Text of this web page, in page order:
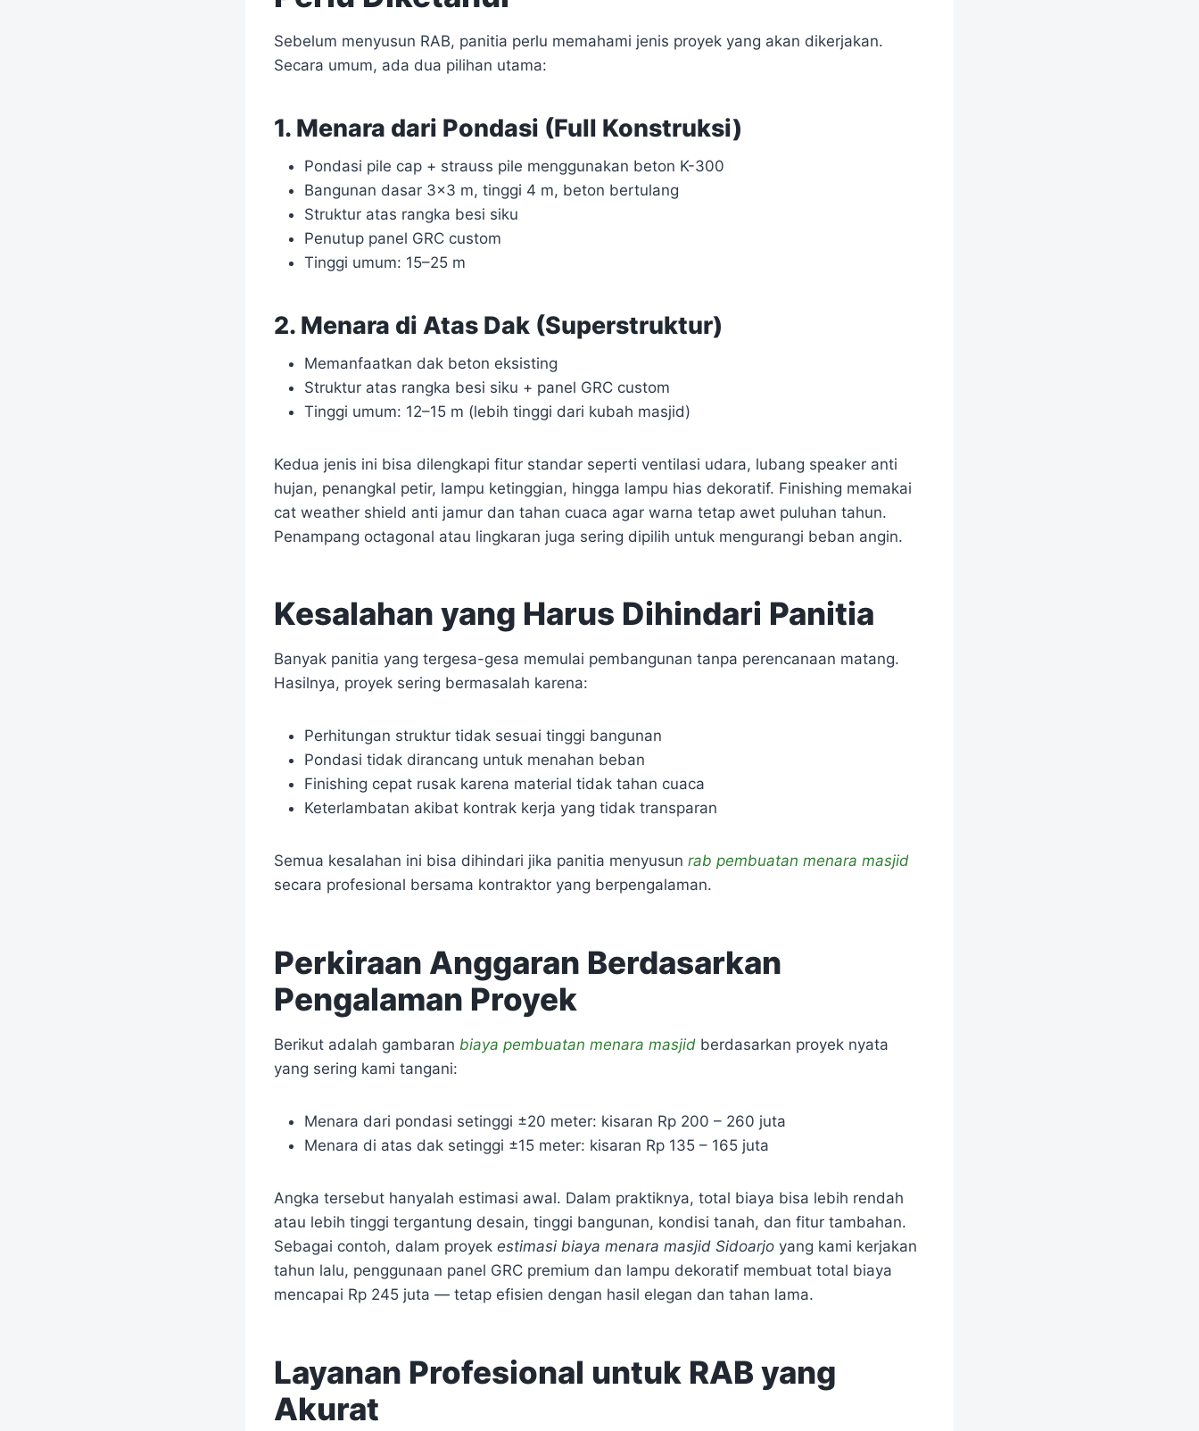
Sebelum menyusun RAB, panitia perlu memahami jenis proyek yang akan dikerjakan.
Secara umum, ada dua pilihan utama:
1. Menara dari Pondasi (Full Konstruksi)
Pondasi pile cap + strauss pile menggunakan beton K-300
Bangunan dasar 3×3 m, tinggi 4 m, beton bertulang
Struktur atas rangka besi siku
Penutup panel GRC custom
Tinggi umum: 15–25 m
2. Menara di Atas Dak (Superstruktur)
Memanfaatkan dak beton eksisting
Struktur atas rangka besi siku + panel GRC custom
Tinggi umum: 12–15 m (lebih tinggi dari kubah masjid)
Kedua jenis ini bisa dilengkapi fitur standar seperti ventilasi udara, lubang speaker anti
hujan, penangkal petir, lampu ketinggian, hingga lampu hias dekoratif. Finishing memakai
cat weather shield anti jamur dan tahan cuaca agar warna tetap awet puluhan tahun.
Penampang octagonal atau lingkaran juga sering dipilih untuk mengurangi beban angin.
Kesalahan yang Harus Dihindari Panitia
Banyak panitia yang tergesa-gesa memulai pembangunan tanpa perencanaan matang.
Hasilnya, proyek sering bermasalah karena:
Perhitungan struktur tidak sesuai tinggi bangunan
Pondasi tidak dirancang untuk menahan beban
Finishing cepat rusak karena material tidak tahan cuaca
Keterlambatan akibat kontrak kerja yang tidak transparan
Semua kesalahan ini bisa dihindari jika panitia menyusun rab pembuatan menara masjid
secara profesional bersama kontraktor yang berpengalaman.
Perkiraan Anggaran Berdasarkan
Pengalaman Proyek
Berikut adalah gambaran biaya pembuatan menara masjid berdasarkan proyek nyata
yang sering kami tangani:
Menara dari pondasi setinggi ±20 meter: kisaran Rp 200 – 260 juta
Menara di atas dak setinggi ±15 meter: kisaran Rp 135 – 165 juta
Angka tersebut hanyalah estimasi awal. Dalam praktiknya, total biaya bisa lebih rendah
atau lebih tinggi tergantung desain, tinggi bangunan, kondisi tanah, dan fitur tambahan.
Sebagai contoh, dalam proyek estimasi biaya menara masjid Sidoarjo yang kami kerjakan
tahun lalu, penggunaan panel GRC premium dan lampu dekoratif membuat total biaya
mencapai Rp 245 juta — tetap efisien dengan hasil elegan dan tahan lama.
Layanan Profesional untuk RAB yang
Akurat